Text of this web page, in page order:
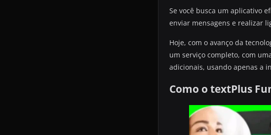
Se você busca um aplicativo
enviar mensagens e realizar
Hoje, com o avanço da
um serviço completo, com
adicionais, usando apenas a
Como o textPlus